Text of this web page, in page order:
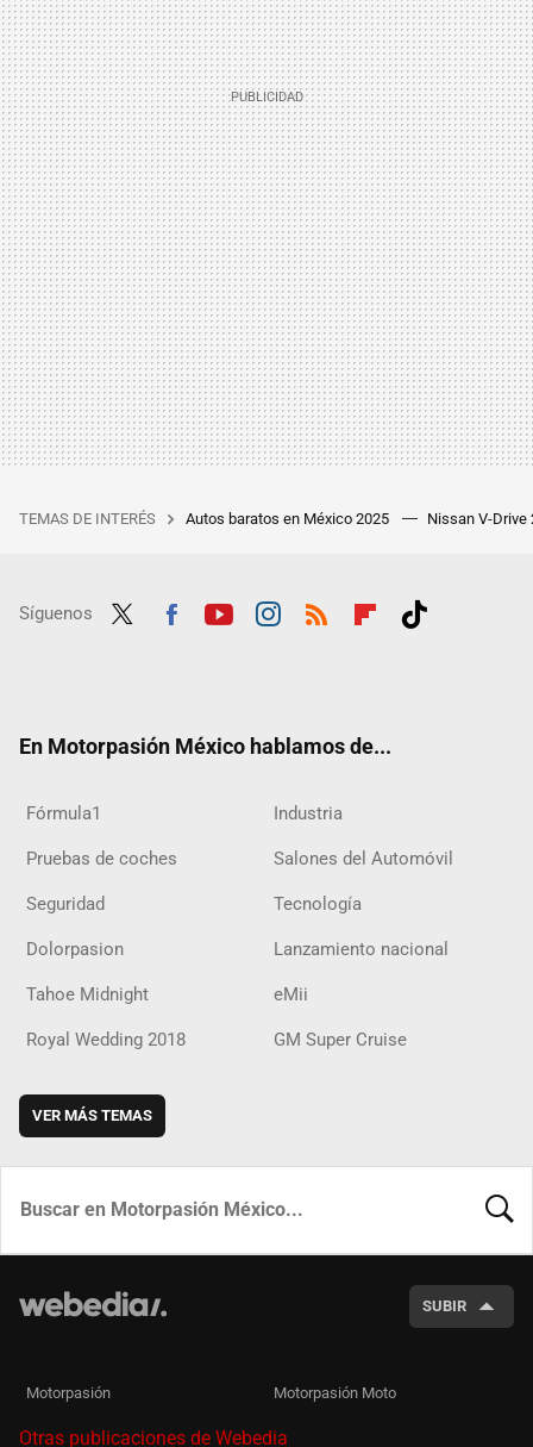
TEMAS DE INTERÉS Autos baratos en México 2025 Nissan V-Drive
Síguenos
En Motorpasión México hablamos de...
Fórmula1 Industria
Pruebas de coches Salones del Automóvil
Seguridad Tecnología
Dolorpasion Lanzamiento nacional
Tahoe Midnight eMii
Royal Wedding 2018 GM Super Cruise
VER MÁS TEMAS
SUBIR
Motorpasión Motorpasión Moto
Otras publicaciones de Webedia